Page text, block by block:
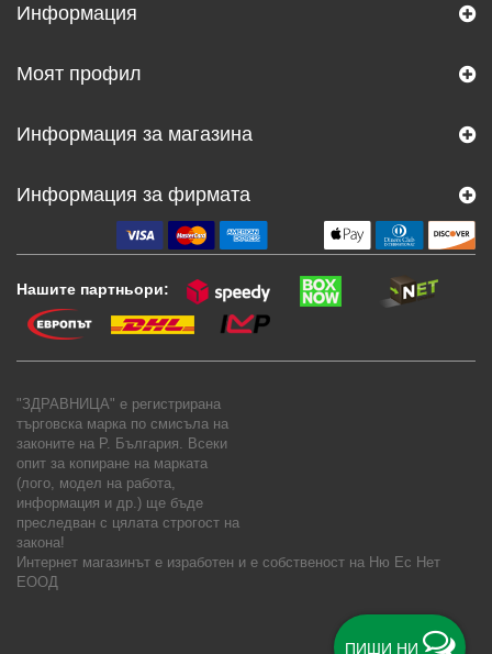
ПИШИ НИ
Информация
Моят профил
Информация за магазина
Информация за фирмата
Нашите партньори:
"ЗДРАВНИЦА" е регистрирана
търговска марка по смисъла на
законите на Р. България. Всеки
опит за копиране на марката
(лого, модел на работа,
информация и др.) ще бъде
преследван с цялата строгост на
закона!
Интернет магазинът е изработен и е собственост на Ню Ес Нет
ЕООД